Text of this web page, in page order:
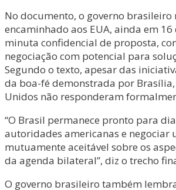
No documento, o governo brasileiro
encaminhado aos EUA, ainda em
minuta confidencial de proposta,
negociação com potencial para
Segundo o texto, apesar das
da boa-fé demonstrada por Brasília,
Unidos não responderam
“O Brasil permanece pronto para
autoridades americanas e negociar
mutuamente aceitável sobre os
da agenda bilateral”, diz o trecho
O governo brasileiro também